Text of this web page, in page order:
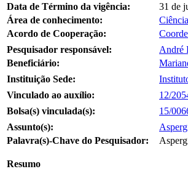
Data de Término da vigência:
31 de
Área de conhecimento:
Acordo de Cooperação:
Pesquisador responsável:
André
Beneficiário:
Instituição Sede:
Vinculado ao auxílio:
12/
Bolsa(s) vinculada(s):
15/
Assunto(s):
Palavra(s)-Chave do Pesquisador:
Resumo